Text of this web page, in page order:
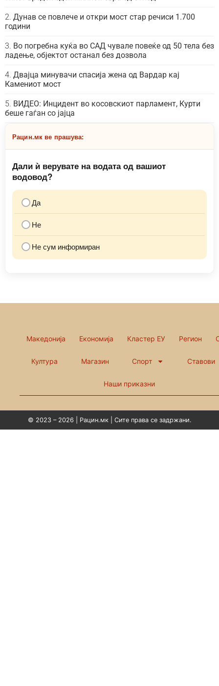
Дунав се повлече и откри мост стар речиси 1.700
години
Во погребна куќа во САД чувале повеќе од 50 тела без
ладење, објектот останал без дозвола
Двајца минувачи спасија жена од Вардар кај
Камениот мост
ВИДЕО: Инцидент во косовскиот парламент, Курти
беше гаѓан со јајца
Рацин.мк ве прашува:
Дали ѝ верувате на водата од вашиот
водовод?
Да
Не
Не сум информиран
Македонија Економија Кластер ЕУ Регион
Култура Магазин Спорт Ставови
Наши приказни
© 2023 – 2026 | Рацин.мк | Сите права се задржани.